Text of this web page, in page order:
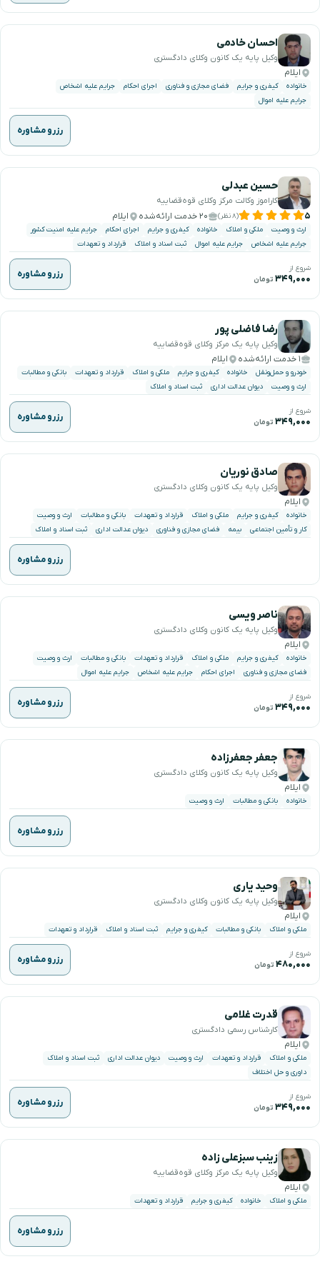
احسان خادمی
وکیل پایه یک کانون وکلای دادگستری
ایلام
خانواده کیفری و جرایم فضای مجازی و فناوری اجرای احکام
جرایم علیه اشخاص
جرایم علیه اموال
رزرو مشاوره
حسین عبدلی
کاراموز وکالت مرکز وکلای قوه‌قضاییه
۵ (۸ نظر) ۲۰ خدمت ارائه‌شده ایلام
ارث و وصیت ملکی و املاک خانواده کیفری و جرایم اجرای احکام
جرایم علیه امنیت کشور
جرایم علیه اشخاص
جرایم علیه اموال ثبت اسناد و املاک قرارداد و تعهدات
شروع از
۳۴۹,۰۰۰ تومان رزرو مشاوره
رضا فاضلی پور
وکیل پایه یک مرکز وکلای قوه‌قضاییه
۱ خدمت ارائه‌شده ایلام
خودرو و حمل‌ونقل خانواده کیفری و جرایم ملکی و املاک قرارداد و تعهدات
بانکی و مطالبات
ارث و وصیت
دیوان عدالت اداری ثبت اسناد و املاک
شروع از
۳۴۹,۰۰۰ تومان رزرو مشاوره
صادق نوریان
وکیل پایه یک کانون وکلای دادگستری
ایلام
خانواده کیفری و جرایم ملکی و املاک قرارداد و تعهدات بانکی و مطالبات
ارث و وصیت
کار و تأمین اجتماعی
بیمه فضای مجازی و فناوری دیوان عدالت اداری ثبت اسناد و املاک
رزرو مشاوره
ناصر ویسی
وکیل پایه یک کانون وکلای دادگستری
ایلام
خانواده کیفری و جرایم ملکی و املاک قرارداد و تعهدات بانکی و مطالبات
ارث و وصیت
فضای مجازی و فناوری
اجرای احکام جرایم علیه اشخاص جرایم علیه اموال
شروع از
۳۴۹,۰۰۰ تومان رزرو مشاوره
جعفر جعفرزاده
وکیل پایه یک کانون وکلای دادگستری
ایلام
خانواده بانکی و مطالبات ارث و وصیت
رزرو مشاوره
وحید یاری
وکیل پایه یک کانون وکلای دادگستری
ایلام
ملکی و املاک بانکی و مطالبات کیفری و جرایم ثبت اسناد و املاک قرارداد و تعهدات
شروع از
۴۸۰,۰۰۰ تومان رزرو مشاوره
قدرت غلامی
کارشناس رسمی دادگستری
ایلام
ملکی و املاک قرارداد و تعهدات ارث و وصیت دیوان عدالت اداری
ثبت اسناد و املاک
داوری و حل اختلاف
شروع از
۳۴۹,۰۰۰ تومان رزرو مشاوره
زینب سبزعلی زاده
وکیل پایه یک مرکز وکلای قوه‌قضاییه
ایلام
ملکی و املاک خانواده کیفری و جرایم قرارداد و تعهدات
رزرو مشاوره